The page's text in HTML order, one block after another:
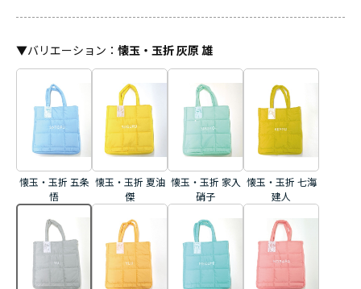
▼バリエーション ： 懐玉・玉折 灰原 雄
懐玉・玉折 五条
悟
懐玉・玉折 夏油
傑
懐玉・玉折 家入
硝子
懐玉・玉折 七海
建人